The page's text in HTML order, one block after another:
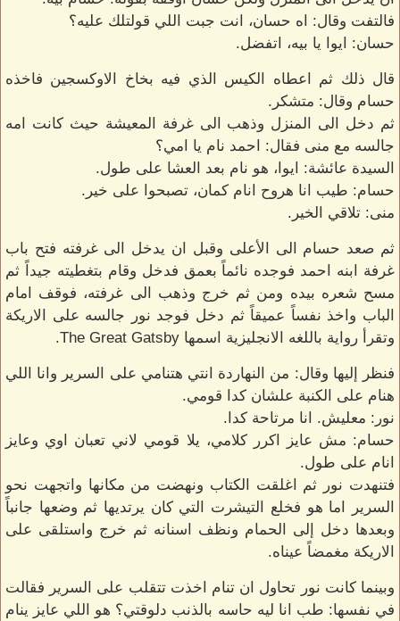
فالتفت وقال: اه حسان، انت جبت اللي قولتلك عليه؟
حسان: ايوا يا بيه، اتفضل.
قال ذلك ثم اعطاه الكيس الذي فيه بخاخ الاوكسجين فاخذه
حسام وقال: متشكر.
ثم دخل الى المنزل وذهب الى غرفة المعيشة حيث كانت امه
جالسه مع منى فقال: احمد نام يا امي؟
السيدة عائشة: ايوا، هو نام بعد العشا على طول.
حسام: طيب انا هروح انام كمان، تصبحوا على خير.
منى: تلاقي الخير.
ثم صعد حسام الى الأعلى وقبل ان يدخل الى غرفته فتح باب
غرفة ابنه احمد فوجده نائماً بعمق فدخل وقام بتغطيته جيداً ثم
مسح شعره بيده ومن ثم خرج وذهب الى غرفته، فوقف امام
الباب واخذ نفساً عميقاً ثم دخل فوجد نور جالسه على الاريكة
وتقرأ رواية باللغه الانجليزية اسمها The Great Gatsby.
فنظر إليها وقال: من النهاردة انتي هتنامي على السرير وانا اللي
هنام على الكنبة علشان كدا قومي.
نور: معليش. انا مرتاحة كدا.
حسام: مش عايز اكرر كلامي، يلا قومي لاني تعبان اوي وعايز
انام على طول.
فتنهدت نور ثم اغلقت الكتاب ونهضت من مكانها واتجهت نحو
السرير اما هو فخلع التيشرت التي كان يرتديها ثم وضعها جانباً
وبعدها دخل إلى الحمام ونظف اسنانه ثم خرج واستلقى على
الاريكة مغمضاً عيناه.
وبينما كانت نور تحاول ان تنام اخذت تتقلب على السرير فقالت
في نفسها: طب انا ليه حاسه بالذنب دلوقتي؟ هو اللي عايز ينام